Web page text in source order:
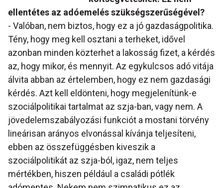
ellentétes az adóemelés szükségszerűségével?
- Valóban, nem biztos, hogy ez a jó gazdaságpolitika.
Tény, hogy meg kell osztani a terheket, idővel
azonban minden közterhet a lakosság fizet, a kérdés
az, hogy mikor, és mennyit. Az egykulcsos adó vitája
álvita abban az értelemben, hogy ez nem gazdasági
kérdés. Azt kell eldönteni, hogy megjelenítünk-e
szociálpolitikai tartalmat az szja-ban, vagy nem. A
jövedelemszabályozási funkciót a mostani törvény
lineárisan arányos elvonással kívánja teljesíteni,
ebben az összefüggésben kiveszik a
szociálpolitikát az szja-ból, igaz, nem teljes
mértékben, hiszen például a családi pótlék